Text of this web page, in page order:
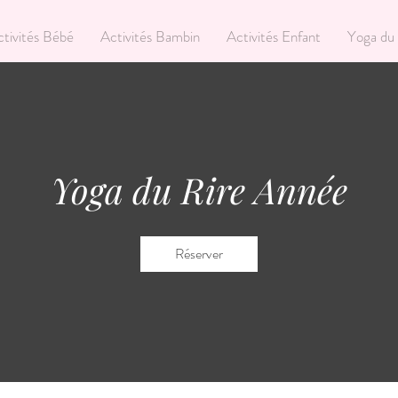
Bébé Activités Bambin Activités Enfant Yoga
Yoga du Rire Année
Réserver